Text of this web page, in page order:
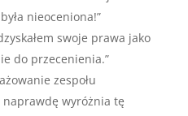
nieoceniona!”
swoje prawa jako
do przecenienia.”
zespołu
naprawdę wyróżnia tę